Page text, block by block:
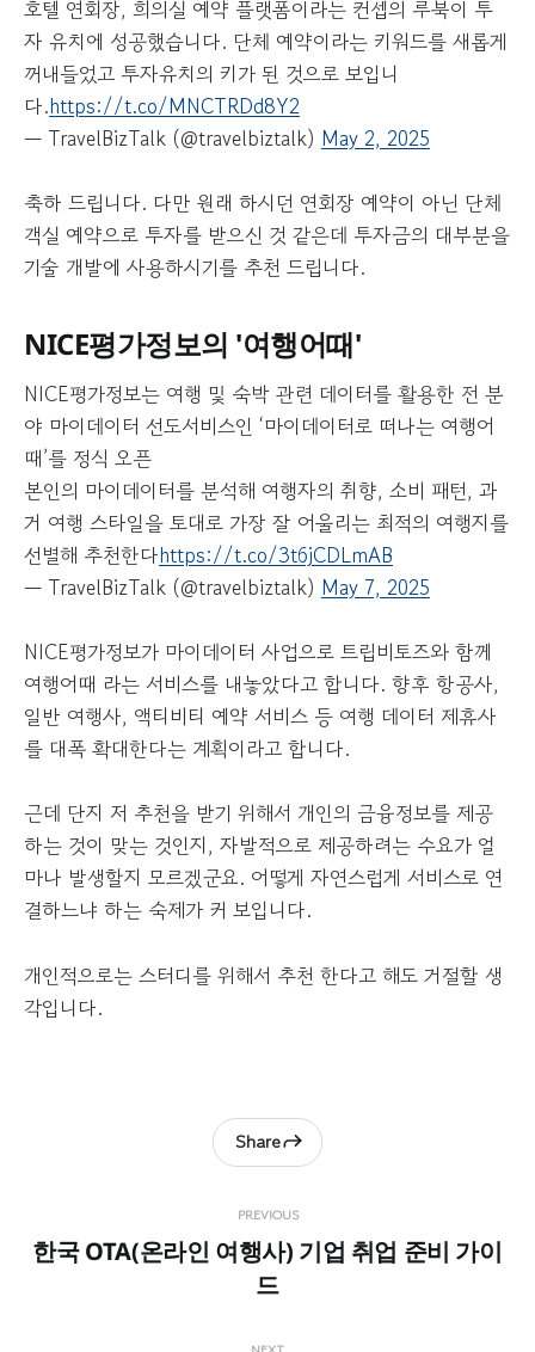
호텔 연회장, 희의실 예약 플랫폼이라는 컨셉의 루북이 투
자 유치에 성공했습니다. 단체 예약이라는 키워드를 새롭게
꺼내들었고 투자유치의 키가 된 것으로 보입니
다.https://t.co/MNCTRDd8Y2
— TravelBizTalk (@travelbiztalk) May 2, 2025
축하 드립니다. 다만 원래 하시던 연회장 예약이 아닌 단체
객실 예약으로 투자를 받으신 것 같은데 투자금의 대부분을
기술 개발에 사용하시기를 추천 드립니다.
NICE평가정보의 '여행어때'
NICE평가정보는 여행 및 숙박 관련 데이터를 활용한 전 분
야 마이데이터 선도서비스인 ‘마이데이터로 떠나는 여행어
때’를 정식 오픈
본인의 마이데이터를 분석해 여행자의 취향, 소비 패턴, 과
거 여행 스타일을 토대로 가장 잘 어울리는 최적의 여행지를
선별해 추천한다https://t.co/3t6jCDLmAB
— TravelBizTalk (@travelbiztalk) May 7, 2025
NICE평가정보가 마이데이터 사업으로 트립비토즈와 함께
여행어때 라는 서비스를 내놓았다고 합니다. 향후 항공사,
일반 여행사, 액티비티 예약 서비스 등 여행 데이터 제휴사
를 대폭 확대한다는 계획이라고 합니다.
근데 단지 저 추천을 받기 위해서 개인의 금융정보를 제공
하는 것이 맞는 것인지, 자발적으로 제공하려는 수요가 얼
마나 발생할지 모르겠군요. 어떻게 자연스럽게 서비스로 연
결하느냐 하는 숙제가 커 보입니다.
개인적으로는 스터디를 위해서 추천 한다고 해도 거절할 생
각입니다.
PREVIOUS
한국 OTA(온라인 여행사) 기업 취업 준비 가이
드
Share